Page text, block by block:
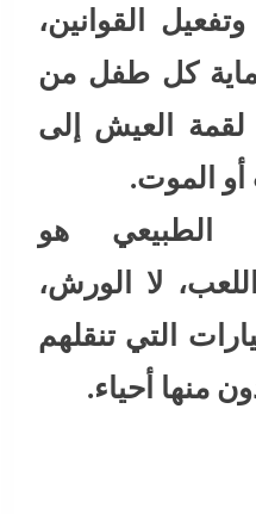
القوانين،
كل طفل من
العيش إلى
أو الموت.
الطبيعي هو
لا الورش،
التي تنقلهم
منها أحياء.